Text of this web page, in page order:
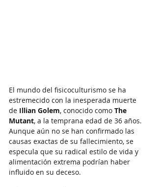
El mundo del fisicoculturismo se ha
estremecido con la inesperada muerte
de Illian Golem, conocido como The
Mutant, a la temprana edad de 36 años.
Aunque aún no se han confirmado las
causas exactas de su fallecimiento, se
especula que su radical estilo de vida y
alimentación extrema podrían haber
influido en su deceso.